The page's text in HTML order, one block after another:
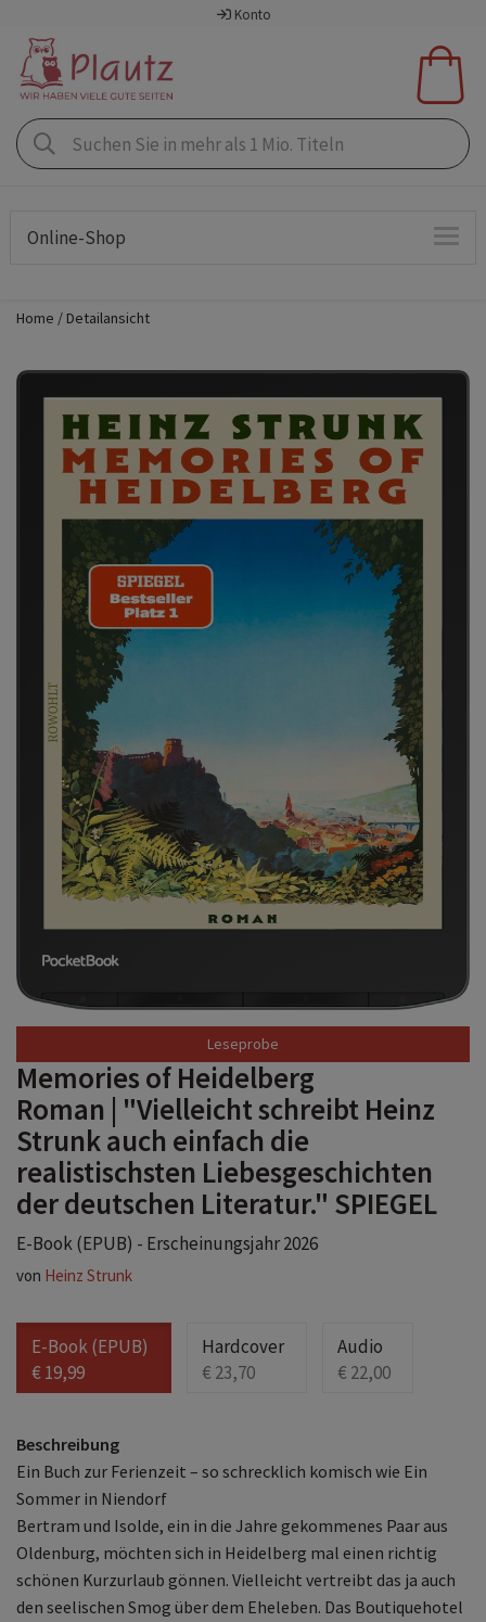
Konto
Online-Shop
Home Detailansicht
Leseprobe
Memories of Heidelberg
Roman | "Vielleicht schreibt Heinz
Strunk auch einfach die
realistischsten Liebesgeschichten
der deutschen Literatur." SPIEGEL
E-Book (EPUB) - Erscheinungsjahr 2026
von Heinz Strunk
E-Book (EPUB)
€ 19,99
Hardcover
€ 23,70
Audio
€ 22,00
Beschreibung
Ein Buch zur Ferienzeit – so schrecklich komisch wie Ein
Sommer in Niendorf
Bertram und Isolde, ein in die Jahre gekommenes Paar aus
Oldenburg, möchten sich in Heidelberg mal einen richtig
schönen Kurzurlaub gönnen. Vielleicht vertreibt das ja auch
den seelischen Smog über dem Eheleben. Das Boutiquehotel